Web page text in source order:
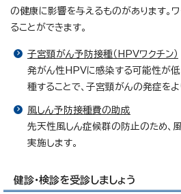
の健康に影響を与えるものがあります。
ることができます。
子宮頸がん予防接種（HPVワクチン）
発がん性HPVに感染する可能性が
種することで、子宮頸がんの発症を
風しん予防接種費の助成
先天性風しん症候群の防止のため、
実施します。
健診・検診を受診しましょう